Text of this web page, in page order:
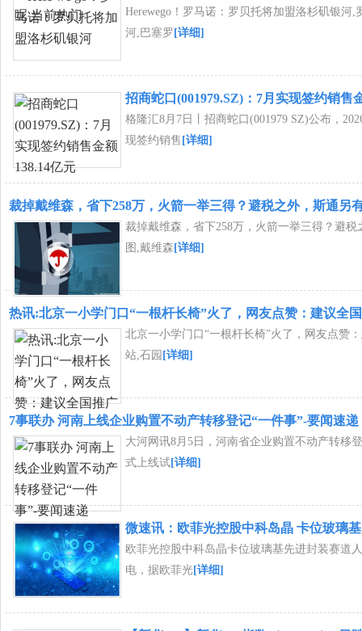
Herewego！罗马诺：罗贝托将加盟洛杉矶银河,
河,巴塞罗 [详细]
招商蛇口(001979.SZ)：7月实现签约销售
格隆汇8月7日丨招商蛇口(001979 SZ)公布，
现签约销售 [详细]
裁掉戴维森，省下258万，火箭一举三得？避税之外，斯通另
裁掉戴维森，省下258万，火箭一举三得？避税
图,戴维森 [详细]
热讯:北京一小学门口“一根杆长椅”火了，网友点赞：建议全
北京一小学门口“一根杆长椅”火了，网友点赞
站,石园 [详细]
7事联办 河南上线企业购置不动产转移登记“一件事”-要闻速递
大河网讯8月5日，河南省企业购置不动产转移
式上线试[详细]
微速讯：欧菲光控股中科岛晶 卡位玻璃
欧菲光控股中科岛晶卡位玻璃基先进封装赛道
电，据欧菲光[详细]